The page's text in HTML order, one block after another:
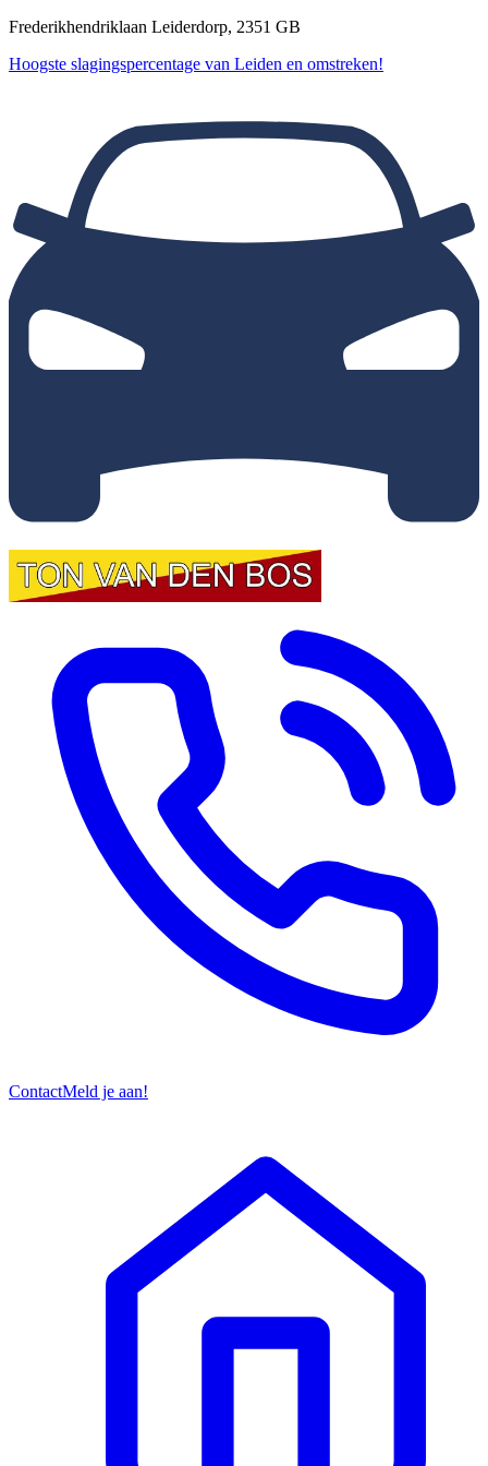
Frederikhendriklaan Leiderdorp, 2351 GB
Hoogste slagingspercentage van Leiden en omstreken!
ContactMeld je aan!